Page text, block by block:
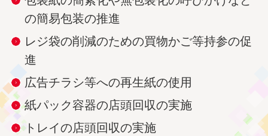
の簡易包装の推進
レジ袋の削減のための買物かご等持参の促
進
広告チラシ等への再生紙の使用
紙パック容器の店頭回収の実施
トレイの店頭回収の実施